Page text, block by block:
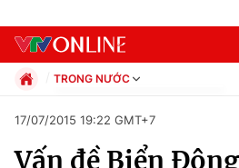
TRONG NƯỚC
Xã hội
Pháp luật
17/07/2015 19:22 GMT+7
Vấn đề Biển